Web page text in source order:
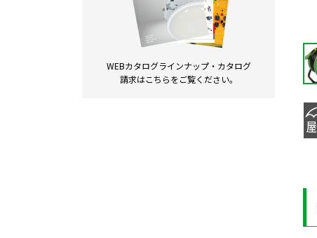
WEBカタログラインナップ・ カタログ
請求はこちらをご覧ください。